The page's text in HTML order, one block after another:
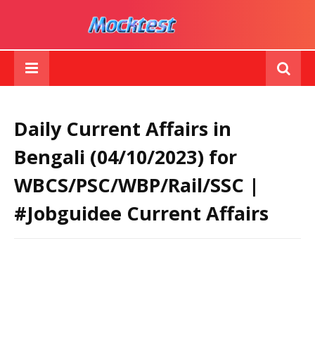
Daily Current Affairs in
Bengali (04/10/2023) for
WBCS/PSC/WBP/Rail/SSC |
#Jobguidee Current Affairs